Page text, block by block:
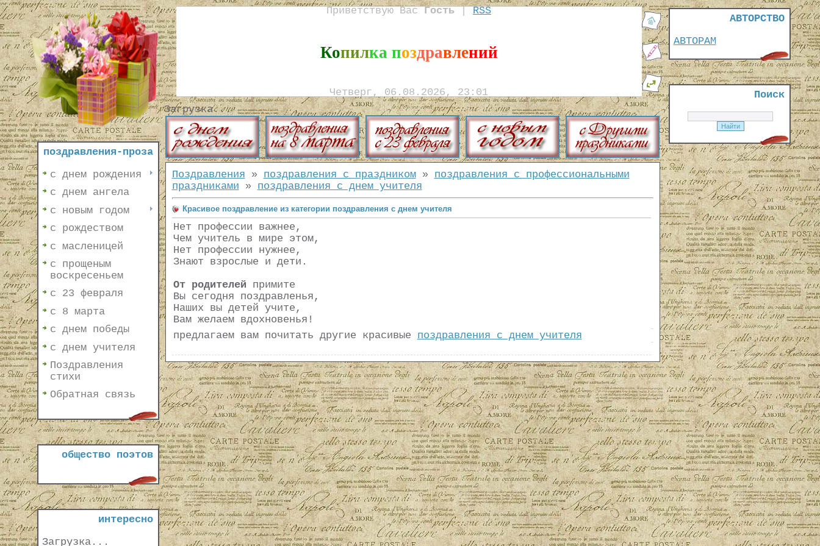
поздравления-проза
с днем рождения
с днем ангела
с новым годом
с рождеством
с масленицей
с прощеным
воскресеньем
с 23 февраля
с 8 марта
с днем победы
с днем учителя
Поздравления
стихи
Обратная связь
общество поэтов
интересно
Загрузка...
Приветствую Вас Гость|RSS
Копилка поздравлений
Четверг, 06.08.2026, 23:01
Загрузка...
Поздравления » поздравления с праздником» поздравления с профессиональными
праздниками » поздравления с днем учителя
Красивое поздравление из категории поздравления с днем учителя
Нет профессии важнее,
Чем учитель в мире этом,
Нет профессии нужнее,
Знают взрослые и дети.
От родителей примите
Вы сегодня поздравленья,
Наших вы детей учите,
Вам желаем вдохновенья!
предлагаем вам почитать другие красивые поздравления с днем учителя
АВТОРСТВО
АВТОРАМ
Поиск